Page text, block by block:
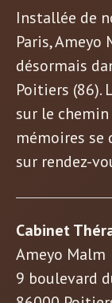
Installée de
Paris,
désormais
Poitiers (86).
sur le
mémoires
sur rendez-
Cabinet
Ameyo Malm
9 boulevard